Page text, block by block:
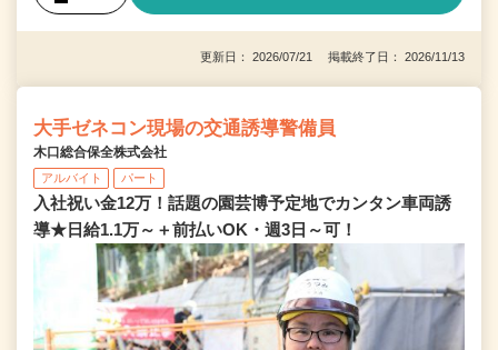
更新日： 2026/07/21 掲載終了日： 2026/11/13
大手ゼネコン現場の交通誘導警備員
木口総合保全株式会社
アルバイト パート
入社祝い金12万！話題の園芸博予定地でカンタン車両誘
導★日給1.1万～＋前払いOK・週3日～可！